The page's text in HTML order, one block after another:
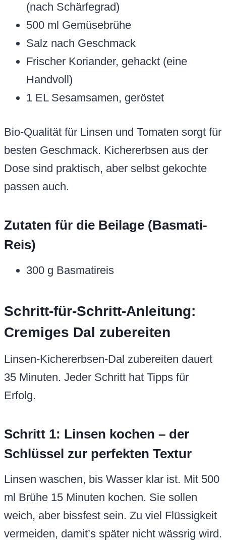
(nach Schärfegrad)
500 ml Gemüsebrühe
Salz nach Geschmack
Frischer Koriander, gehackt (eine
Handvoll)
1 EL Sesamsamen, geröstet
Bio-Qualität für Linsen und Tomaten sorgt für
besten Geschmack. Kichererbsen aus der
Dose sind praktisch, aber selbst gekochte
passen auch.
Zutaten für die Beilage (Basmati-
Reis)
300 g Basmatireis
Schritt-für-Schritt-Anleitung:
Cremiges Dal zubereiten
Linsen-Kichererbsen-Dal zubereiten dauert
35 Minuten. Jeder Schritt hat Tipps für
Erfolg.
Schritt 1: Linsen kochen – der
Schlüssel zur perfekten Textur
Linsen waschen, bis Wasser klar ist. Mit 500
ml Brühe 15 Minuten kochen. Sie sollen
weich, aber bissfest sein. Zu viel Flüssigkeit
vermeiden, damit’s später nicht wässrig wird.